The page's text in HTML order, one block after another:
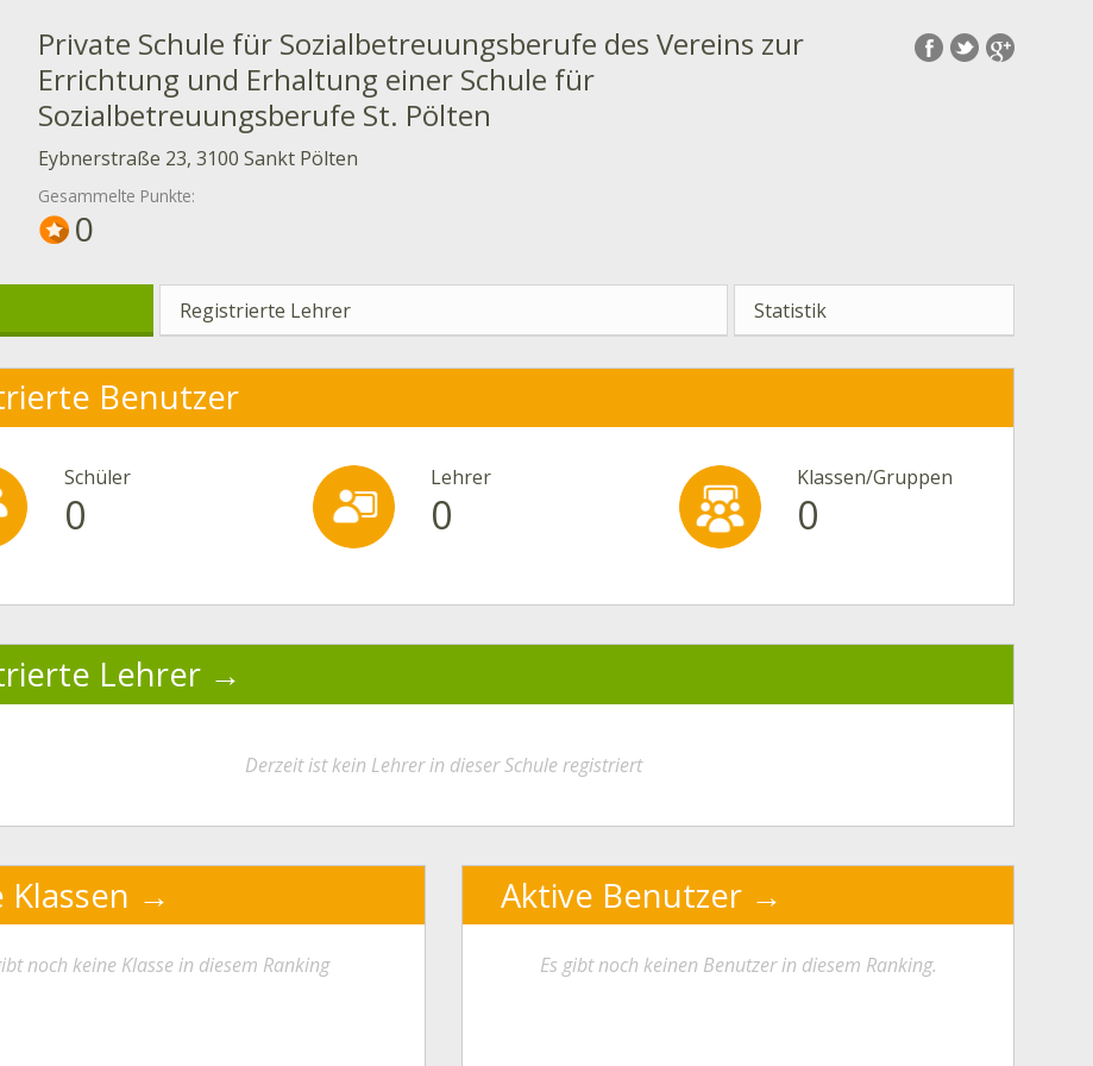
Private Schule für Sozialbetreuungsberufe des Vereins zur
Errichtung und Erhaltung einer Schule für
Sozialbetreuungsberufe St. Pölten
Eybnerstraße 23, 3100 Sankt Pölten
Gesammelte Punkte:
0
Registrierte Lehrer Statistik
Benutzer
Schüler
0
Lehrer
0
Klassen/Gruppen
0
Lehrer
Derzeit ist kein Lehrer in dieser Schule registriert
Klassen
noch keine Klasse in diesem Ranking
Aktive Benutzer
Es gibt noch keinen Benutzer in diesem Ranking.